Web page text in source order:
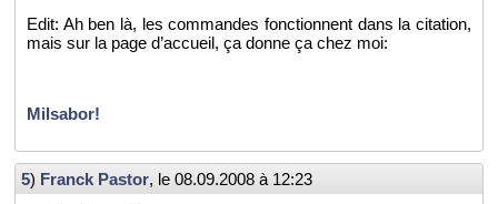
Edit: Ah ben là, les com­mandes fonc­tionnent dans la ci­ta­tion,
mais sur la page d’ac­cueil, ça donne ça chez moi:
Mil­sa­bor!
5) Franck Pas­tor, le 08.09.2008 à 12:23